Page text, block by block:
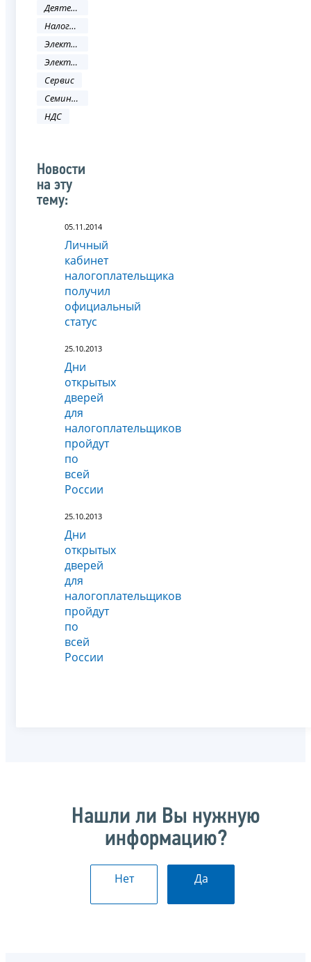
Деятельность ФНС
Налоговое законодательство
Электронные услуги
Электронные сервисы
Сервис
Семинар
НДС
Новости
на эту
тему:
05.11.2014
Личный
кабинет
налогоплательщика
получил
официальный
статус
25.10.2013
Дни
открытых
дверей
для
налогоплательщиков
пройдут
по
всей
России
25.10.2013
Дни
открытых
дверей
для
налогоплательщиков
пройдут
по
всей
России
Нашли ли Вы нужную
информацию?
Нет Да